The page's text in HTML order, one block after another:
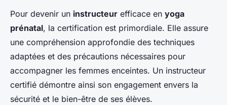
Pour devenir un instructeur efficace en yoga
prénatal, la certification est primordiale. Elle assure
une compréhension approfondie des techniques
adaptées et des précautions nécessaires pour
accompagner les femmes enceintes. Un instructeur
certifié démontre ainsi son engagement envers la
sécurité et le bien-être de ses élèves.